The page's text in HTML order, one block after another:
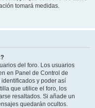
tomará medidas.
del foro. Los usuarios
en Panel de Control de
y poder así
que utilice el foro, los
resaltados. Si añade un
quedarán ocultos.